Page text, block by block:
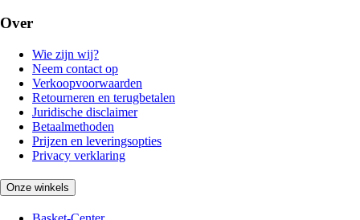
Over
Wie zijn wij?
Neem contact op
Verkoopvoorwaarden
Retourneren en terugbetalen
Juridische disclaimer
Betaalmethoden
Prijzen en leveringsopties
Privacy verklaring
Onze winkels